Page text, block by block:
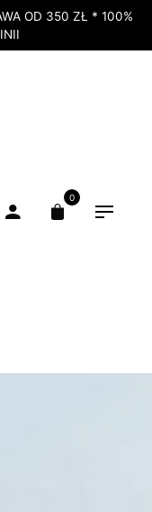
OD 350 ZŁ * 100%
0